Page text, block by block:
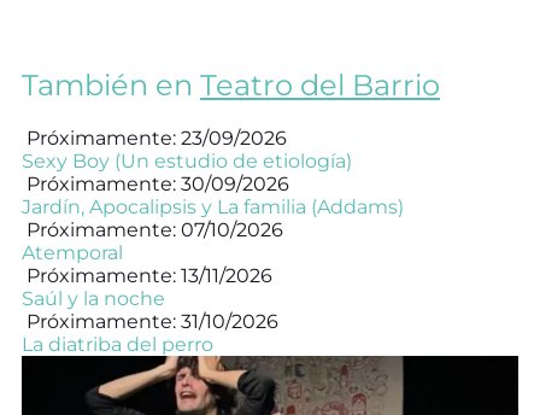
También en Teatro del Barrio
Próximamente: 23/09/2026
Sexy Boy (Un estudio de etiología)
Próximamente: 30/09/2026
Jardín, Apocalipsis y La familia (Addams)
Próximamente: 07/10/2026
Atemporal
Próximamente: 13/11/2026
Saúl y la noche
Próximamente: 31/10/2026
La diatriba del perro